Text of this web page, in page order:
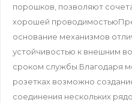
порошков, позволяют
хорошей
основание механизмов
устойчивостью к внешним
сроком службы.Благодаря
розетках возможно
соединения нескольких